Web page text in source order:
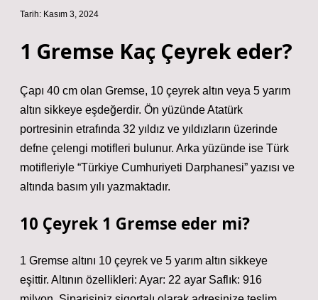
Tarih: Kasım 3, 2024
1 Gremse Kaç Çeyrek eder?
Çapı 40 cm olan Gremse, 10 çeyrek altın veya 5 yarım
altın sikkeye eşdeğerdir. Ön yüzünde Atatürk
portresinin etrafında 32 yıldız ve yıldızların üzerinde
defne çelengi motifleri bulunur. Arka yüzünde ise Türk
motifleriyle “Türkiye Cumhuriyeti Darphanesi” yazısı ve
altında basım yılı yazmaktadır.
10 Çeyrek 1 Gremse eder mi?
1 Gremse altını 10 çeyrek ve 5 yarım altın sikkeye
eşittir. Altının özellikleri: Ayar: 22 ayar Saflık: 916